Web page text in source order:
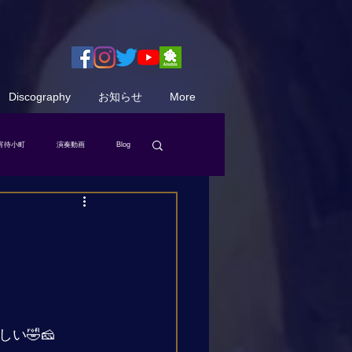
Discography お知らせ More
待小町 演奏動画 Blog
い🤣🧀